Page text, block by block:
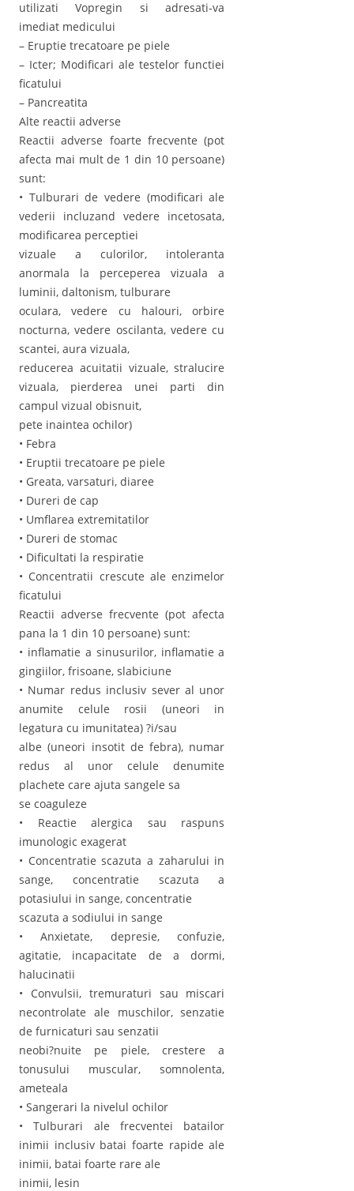
utilizati Vopregin si adresati-va
imediat medicului
– Eruptie trecatoare pe piele
– Icter; Modificari ale testelor functiei
ficatului
– Pancreatita
Alte reactii adverse
Reactii adverse foarte frecvente (pot
afecta mai mult de 1 din 10 persoane)
sunt:
• Tulburari de vedere (modificari ale
vederii incluzand vedere incetosata,
modificarea perceptiei
vizuale a culorilor, intoleranta
anormala la perceperea vizuala a
luminii, daltonism, tulburare
oculara, vedere cu halouri, orbire
nocturna, vedere oscilanta, vedere cu
scantei, aura vizuala,
reducerea acuitatii vizuale, stralucire
vizuala, pierderea unei parti din
campul vizual obisnuit,
pete inaintea ochilor)
• Febra
• Eruptii trecatoare pe piele
• Greata, varsaturi, diaree
• Dureri de cap
• Umflarea extremitatilor
• Dureri de stomac
• Dificultati la respiratie
• Concentratii crescute ale enzimelor
ficatului
Reactii adverse frecvente (pot afecta
pana la 1 din 10 persoane) sunt:
• inflamatie a sinusurilor, inflamatie a
gingiilor, frisoane, slabiciune
• Numar redus inclusiv sever al unor
anumite celule rosii (uneori in
legatura cu imunitatea) ?i/sau
albe (uneori insotit de febra), numar
redus al unor celule denumite
plachete care ajuta sangele sa
se coaguleze
• Reactie alergica sau raspuns
imunologic exagerat
• Concentratie scazuta a zaharului in
sange, concentratie scazuta a
potasiului in sange, concentratie
scazuta a sodiului in sange
• Anxietate, depresie, confuzie,
agitatie, incapacitate de a dormi,
halucinatii
• Convulsii, tremuraturi sau miscari
necontrolate ale muschilor, senzatie
de furnicaturi sau senzatii
neobi?nuite pe piele, crestere a
tonusului muscular, somnolenta,
ameteala
• Sangerari la nivelul ochilor
• Tulburari ale frecventei batailor
inimii inclusiv batai foarte rapide ale
inimii, batai foarte rare ale
inimii, lesin